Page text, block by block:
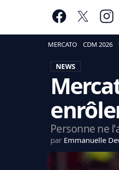
MERCATO CDM 2026
NEWS
Personne ne
par Emmanuelle